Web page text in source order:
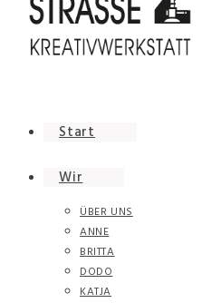
Start
Wir
ÜBER UNS
ANNE
BRITTA
DODO
KATJA